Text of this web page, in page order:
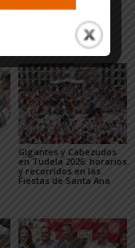
Gigantes y Cabezudos
en Tudela 2026: horarios
y recorridos en las
Fiestas de Santa Ana